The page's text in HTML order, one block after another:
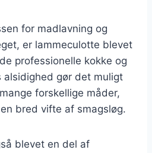
for madlavning og
er lammeculotte blevet
professionelle kokke og
alsidighed gør det muligt
forskellige måder,
bred vifte af smagsløg.
blevet en del af